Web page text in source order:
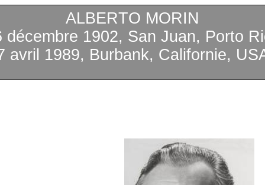
ALBERTO MORIN
décembre 1902, San Juan, Porto
avril 1989, Burbank, Californie,